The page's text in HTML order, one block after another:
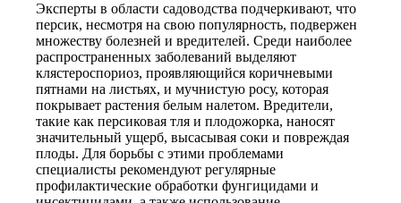
Эксперты в области садоводства подчеркивают, что
персик, несмотря на свою популярность, подвержен
множеству болезней и вредителей. Среди наиболее
распространенных заболеваний выделяют
клястероспориоз, проявляющийся коричневыми
пятнами на листьях, и мучнистую росу, которая
покрывает растения белым налетом. Вредители,
такие как персиковая тля и плодожорка, наносят
значительный ущерб, высасывая соки и повреждая
плоды. Для борьбы с этими проблемами
специалисты рекомендуют регулярные
профилактические обработки фунгицидами и